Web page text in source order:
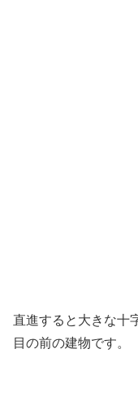
直進すると大きな十
目の前の建物です。